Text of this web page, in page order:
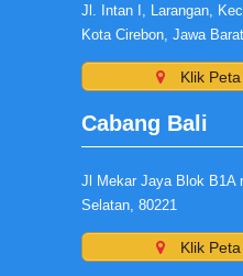
Jl. Intan I, Larangan,
Kota Cirebon, Jawa
Klik
Cabang Bali
Jl Mekar Jaya Blok B1A
Selatan, 80221
Klik